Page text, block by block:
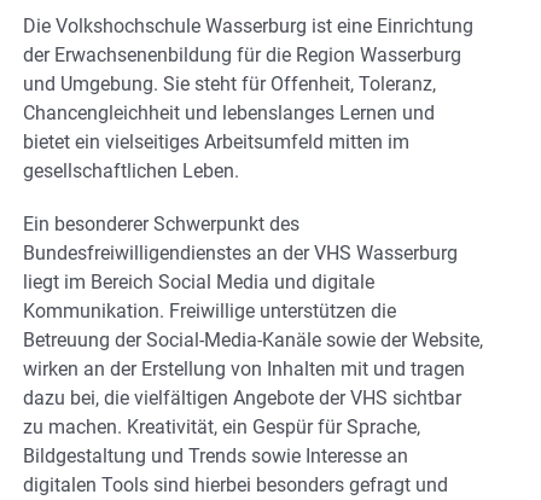
Die Volkshochschule Wasserburg ist eine Einrichtung
der Erwachsenenbildung für die Region Wasserburg
und Umgebung. Sie steht für Offenheit, Toleranz,
Chancengleichheit und lebenslanges Lernen und
bietet ein vielseitiges Arbeitsumfeld mitten im
gesellschaftlichen Leben.
Ein besonderer Schwerpunkt des
Bundesfreiwilligendienstes an der VHS Wasserburg
liegt im Bereich Social Media und digitale
Kommunikation. Freiwillige unterstützen die
Betreuung der Social-Media-Kanäle sowie der Website,
wirken an der Erstellung von Inhalten mit und tragen
dazu bei, die vielfältigen Angebote der VHS sichtbar
zu machen. Kreativität, ein Gespür für Sprache,
Bildgestaltung und Trends sowie Interesse an
digitalen Tools sind hierbei besonders gefragt und